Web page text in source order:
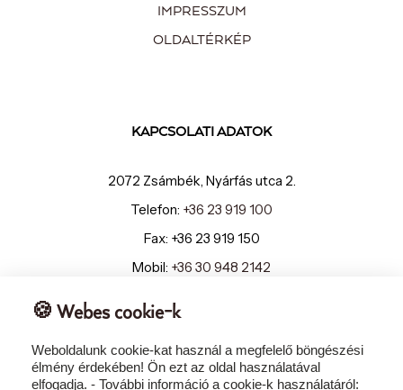
IMPRESSZUM
OLDALTÉRKÉP
KAPCSOLATI ADATOK
2072 Zsámbék, Nyárfás utca 2.
Telefon: +36 23 919 100
Fax: +36 23 919 150
Mobil: +36 30 948 2142
🍪 Webes cookie-k
Weboldalunk cookie-kat használ a megfelelő böngészési
élmény érdekében! Ön ezt az oldal használatával
elfogadja. - További információ a cookie-k használatáról: